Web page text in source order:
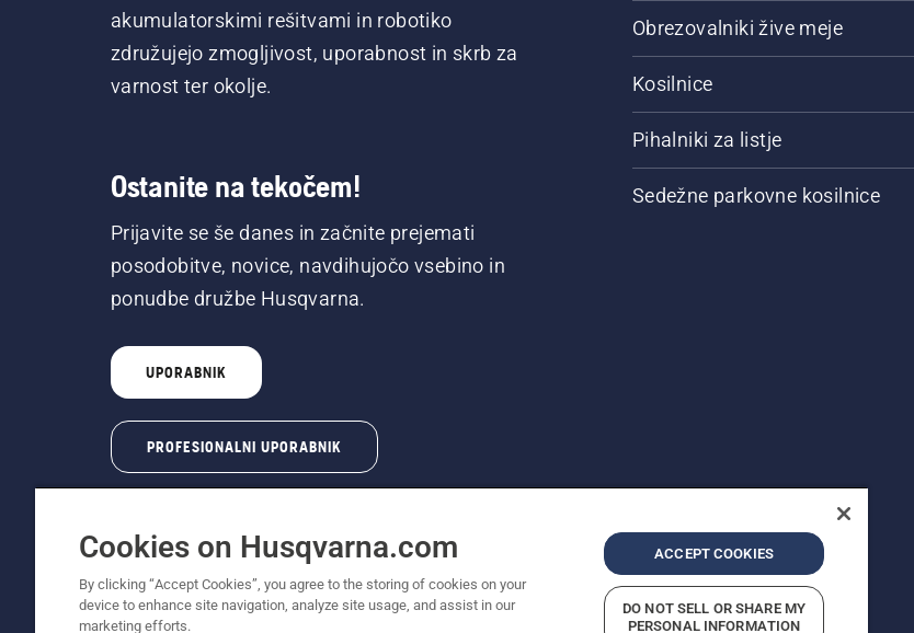
akumulatorskimi rešitvami in robotiko
združujejo zmogljivost, uporabnost in skrb za
varnost ter okolje.
Ostanite na tekočem!
Prijavite se še danes in začnite prejemati
posodobitve, novice, navdihujočo vsebino in
ponudbe družbe Husqvarna.
UPORABNIK
PROFESIONALNI UPORABNIK
Obrezovalniki žive meje
Kosilnice
Pihalniki za listje
Sedežne parkovne kosilnice
© Husqvarna AB (obj). Vse pravice pridržane. Prikazane so priporočene maloprodajne cene.
Cookies on Husqvarna.com
By clicking “Accept Cookies”, you agree to the storing of cookies on your
device to enhance site navigation, analyze site usage, and assist in our
marketing efforts.
ACCEPT COOKIES
DO NOT SELL OR SHARE MY
PERSONAL INFORMATION